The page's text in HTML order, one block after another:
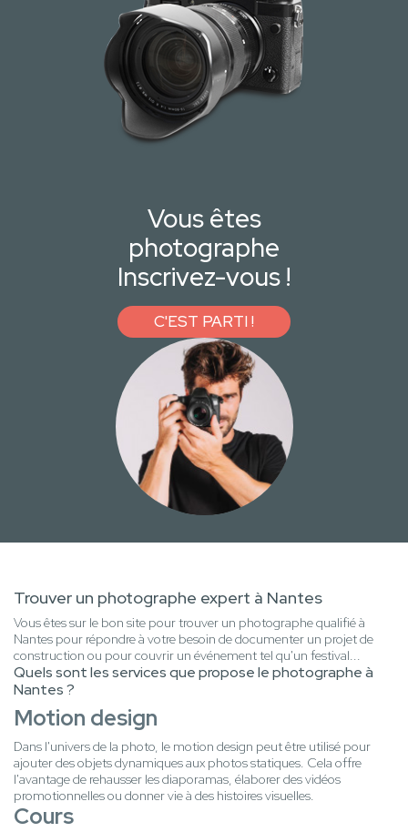
Vous êtes
photographe
Inscrivez-vous !
C'EST PARTI !
Trouver un photographe expert à Nantes
Vous êtes sur le bon site pour trouver un photographe qualifié à
Nantes pour répondre à votre besoin de documenter un projet de
construction ou pour couvrir un événement tel qu'un festival...
Quels sont les services que propose le photographe à
Nantes ?
Motion design
Dans l'univers de la photo, le motion design peut être utilisé pour
ajouter des objets dynamiques aux photos statiques. Cela offre
l'avantage de rehausser les diaporamas, élaborer des vidéos
promotionnelles ou donner vie à des histoires visuelles.
Cours